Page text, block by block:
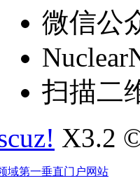
微信公
扫描二
X3.2
域第一垂直门户网站